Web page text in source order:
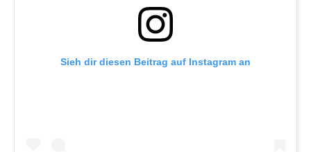
Sieh dir diesen Beitrag auf Instagram an